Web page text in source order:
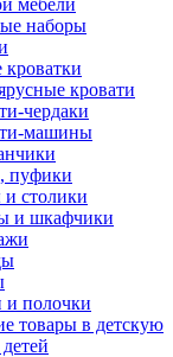
мебели
наборы
кровати
чердаки
машины
пуфики
и столики
и шкафчики
и полочки
товары в детскую